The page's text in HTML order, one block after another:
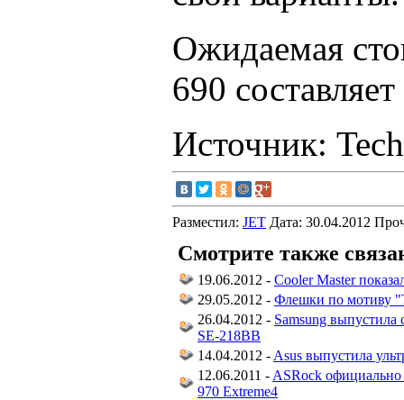
Ожидаемая
690
Источник:
Разместил: JET Дата: 30.04.2012
Смотрите также
19.06.2012 - Cooler Master
29.05.2012 - Флешки по мотиву
26.04.2012 - Samsung
SE-218BB
14.04.2012 - Asus выпустила
12.06.2011 - ASRock официально
970 Extreme4